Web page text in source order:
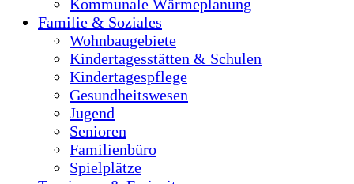
Kommunale Wärmeplanung
Familie & Soziales
Wohnbaugebiete
Kindertagesstätten & Schulen
Kindertagespflege
Gesundheitswesen
Jugend
Senioren
Familienbüro
Spielplätze